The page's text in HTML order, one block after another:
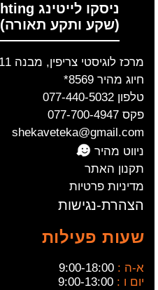
ניסקו לייטינג Nisko Lighting
(שקע ותקע תאורה)
מרכז לוגיסטי צריפין, מבנה 111
חיוג מהיר 8569*
טלפון 077-440-5032
פקס 077-700-4947
shekaveteka@gmail.com
ניווט מהיר
תקנון האתר
מדיניות פרטיות
הצהרת-נגישות
שעות פעילות
א-ה : 9:00-18:00
יום ו : 9:00-13:00